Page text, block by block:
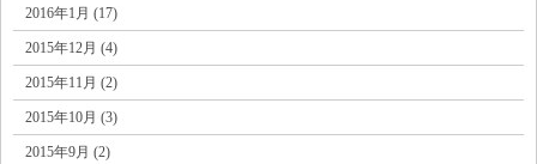
2016年1月 (17)
2015年12月 (4)
2015年11月 (2)
2015年10月 (3)
2015年9月 (2)